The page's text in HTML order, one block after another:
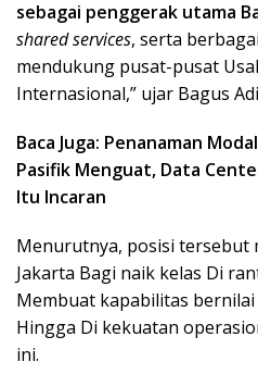
sebagai penggerak utama
shared services, serta
mendukung pusat-pusat
Internasional,” ujar Bagus
Baca Juga: Penanaman
Pasifik Menguat, Data
Itu Incaran
Menurutnya, posisi tersebut
Jakarta Bagi naik kelas Di
Membuat kapabilitas
Hingga Di kekuatan
ini.